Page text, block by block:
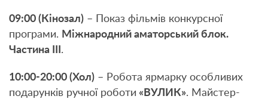
09:00 (Кінозал) – Показ фільмів конкурсної
програми. Міжнародний аматорський блок.
Частина ІІІ .
10:00-20:00 (Хол) – Робота ярмарку особливих
подарунків ручної роботи «ВУЛИК». Майстер-